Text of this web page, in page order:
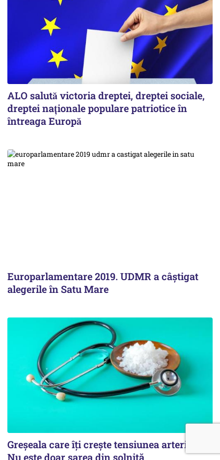
ALO salută victoria dreptei, dreptei sociale,
dreptei naţionale populare patriotice în
întreaga Europă
Europarlamentare 2019. UDMR a câștigat
alegerile în Satu Mare
Greșeala care îți crește tensiunea arterială.
Nu este doar sarea din solniță